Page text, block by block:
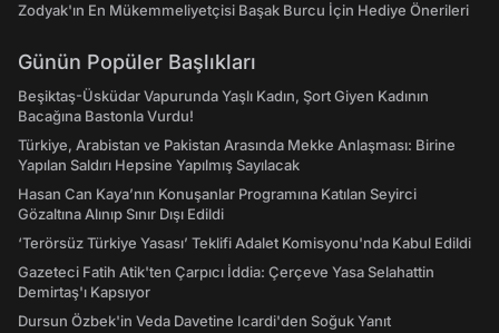
Zodyak'ın En Mükemmeliyetçisi Başak Burcu İçin Hediye Önerileri
Günün Popüler Başlıkları
Beşiktaş-Üsküdar Vapurunda Yaşlı Kadın, Şort Giyen Kadının
Bacağına Bastonla Vurdu!
Türkiye, Arabistan ve Pakistan Arasında Mekke Anlaşması: Birine
Yapılan Saldırı Hepsine Yapılmış Sayılacak
Hasan Can Kaya’nın Konuşanlar Programına Katılan Seyirci
Gözaltına Alınıp Sınır Dışı Edildi
‘Terörsüz Türkiye Yasası’ Teklifi Adalet Komisyonu'nda Kabul Edildi
Gazeteci Fatih Atik'ten Çarpıcı İddia: Çerçeve Yasa Selahattin
Demirtaş'ı Kapsıyor
Dursun Özbek'in Veda Davetine Icardi'den Soğuk Yanıt